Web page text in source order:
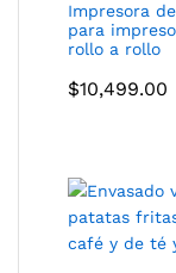
Impresora
para
rollo a rollo
$10,499.00